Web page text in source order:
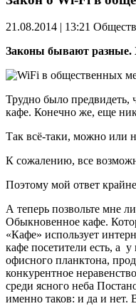
21.08.2014 | 13:21
Законы бывают разные.
Трудно было предвидеть,
кафе. Конечно же, еще
Так всё-таки, можно или
К сожалению, все
Поэтому мой ответ
А теперь позвольте мне
Обыкновенное кафе.
«Кафе» использует
кафе посетители есть, а
офисного планктона,
конкурентное
среди ясного неба
именно таков: и да и нет.